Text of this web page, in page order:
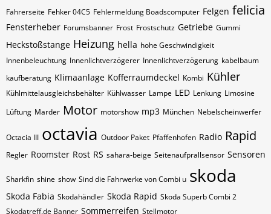
Fahrerseite Fehker 04C5 Fehlermeldung Boadscomputer Felgen felicia
Fensterheber Forumsbanner Frost Frostschutz Getriebe Gummi
Heckstoßstange Heizung hella hohe Geschwindigkeit
Innenbeleuchtung Innenlichtverzögerer Innenlichtverzögerung kabelbaum
kaufberatung Klimaanlage Kofferraumdeckel Kombi Kühler
Kühlmittelausgleichsbehälter Kühlwasser Lampe LED Lenkung Limosine
Lüftung Marder Motor motorshow mp3 München Nebelscheinwerfer
Octacia III octavia Outdoor Paket Pfaffenhofen Radio Rapid
Regler Roomster Rost RS sahara-beige Seitenaufprallsensor Sensoren
Sharkfin shine show Sind die Fahrwerke von Combi u skoda
Skoda Fabia Skodahändler Skoda Rapid Skoda Superb Combi 2
Skodatreff.de Banner Sommerreifen Stellmotor